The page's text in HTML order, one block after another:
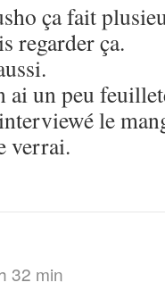
ça fait
regarder ça.
ai un peu
le
verrai.
32 min